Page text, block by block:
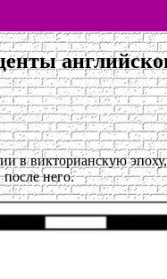
викторианскую эпоху,
него.